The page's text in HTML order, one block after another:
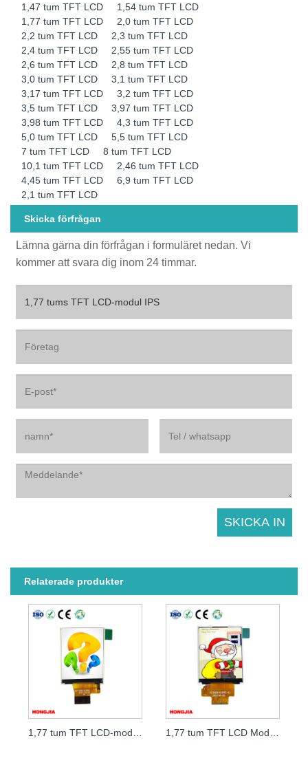
1,47 tum TFT LCD
1,54 tum TFT LCD
1,77 tum TFT LCD
2,0 tum TFT LCD
2,2 tum TFT LCD
2,3 tum TFT LCD
2,4 tum TFT LCD
2,55 tum TFT LCD
2,6 tum TFT LCD
2,8 tum TFT LCD
3,0 tum TFT LCD
3,1 tum TFT LCD
3,17 tum TFT LCD
3,2 tum TFT LCD
3,5 tum TFT LCD
3,97 tum TFT LCD
3,98 tum TFT LCD
4,3 tum TFT LCD
5,0 tum TFT LCD
5,5 tum TFT LCD
7 tum TFT LCD
8 tum TFT LCD
10,1 tum TFT LCD
2,46 tum TFT LCD
4,45 tum TFT LCD
6,9 tum TFT LCD
2,1 tum TFT LCD
Skicka förfrågan
Lämna gärna din förfrågan i formuläret nedan. Vi
kommer att svara dig inom 24 timmar.
Relaterade produkter